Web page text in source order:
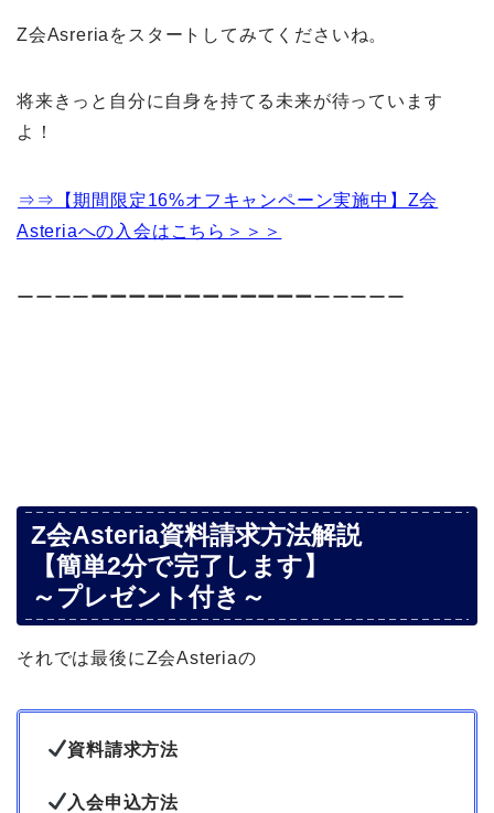
Z会Asreriaをスタートしてみてくださいね。
将来きっと自分に自身を持てる未来が待っています
よ！
⇒⇒【期間限定16%オフキャンペーン実施中】Z会
Asteriaへの入会はこちら＞＞＞
ーーーーーーーーーーーーーーーーーーーーー
Z会Asteria資料請求方法解説
【簡単2分で完了します】
～プレゼント付き～
それでは最後にZ会Asteriaの
資料請求方法
入会申込方法